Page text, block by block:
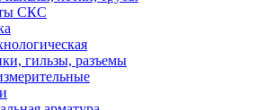
СКС
гильзы, разъемы